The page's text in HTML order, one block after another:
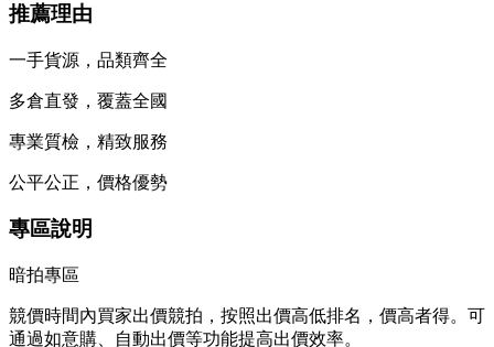
推薦理由
一手貨源，品類齊全
多倉直發，覆蓋全國
專業質檢，精致服務
公平公正，價格優勢
專區說明
暗拍專區
競價時間內買家出價競拍，按照出價高低排名，價高者得。可
通過如意購、自動出價等功能提高出價效率。